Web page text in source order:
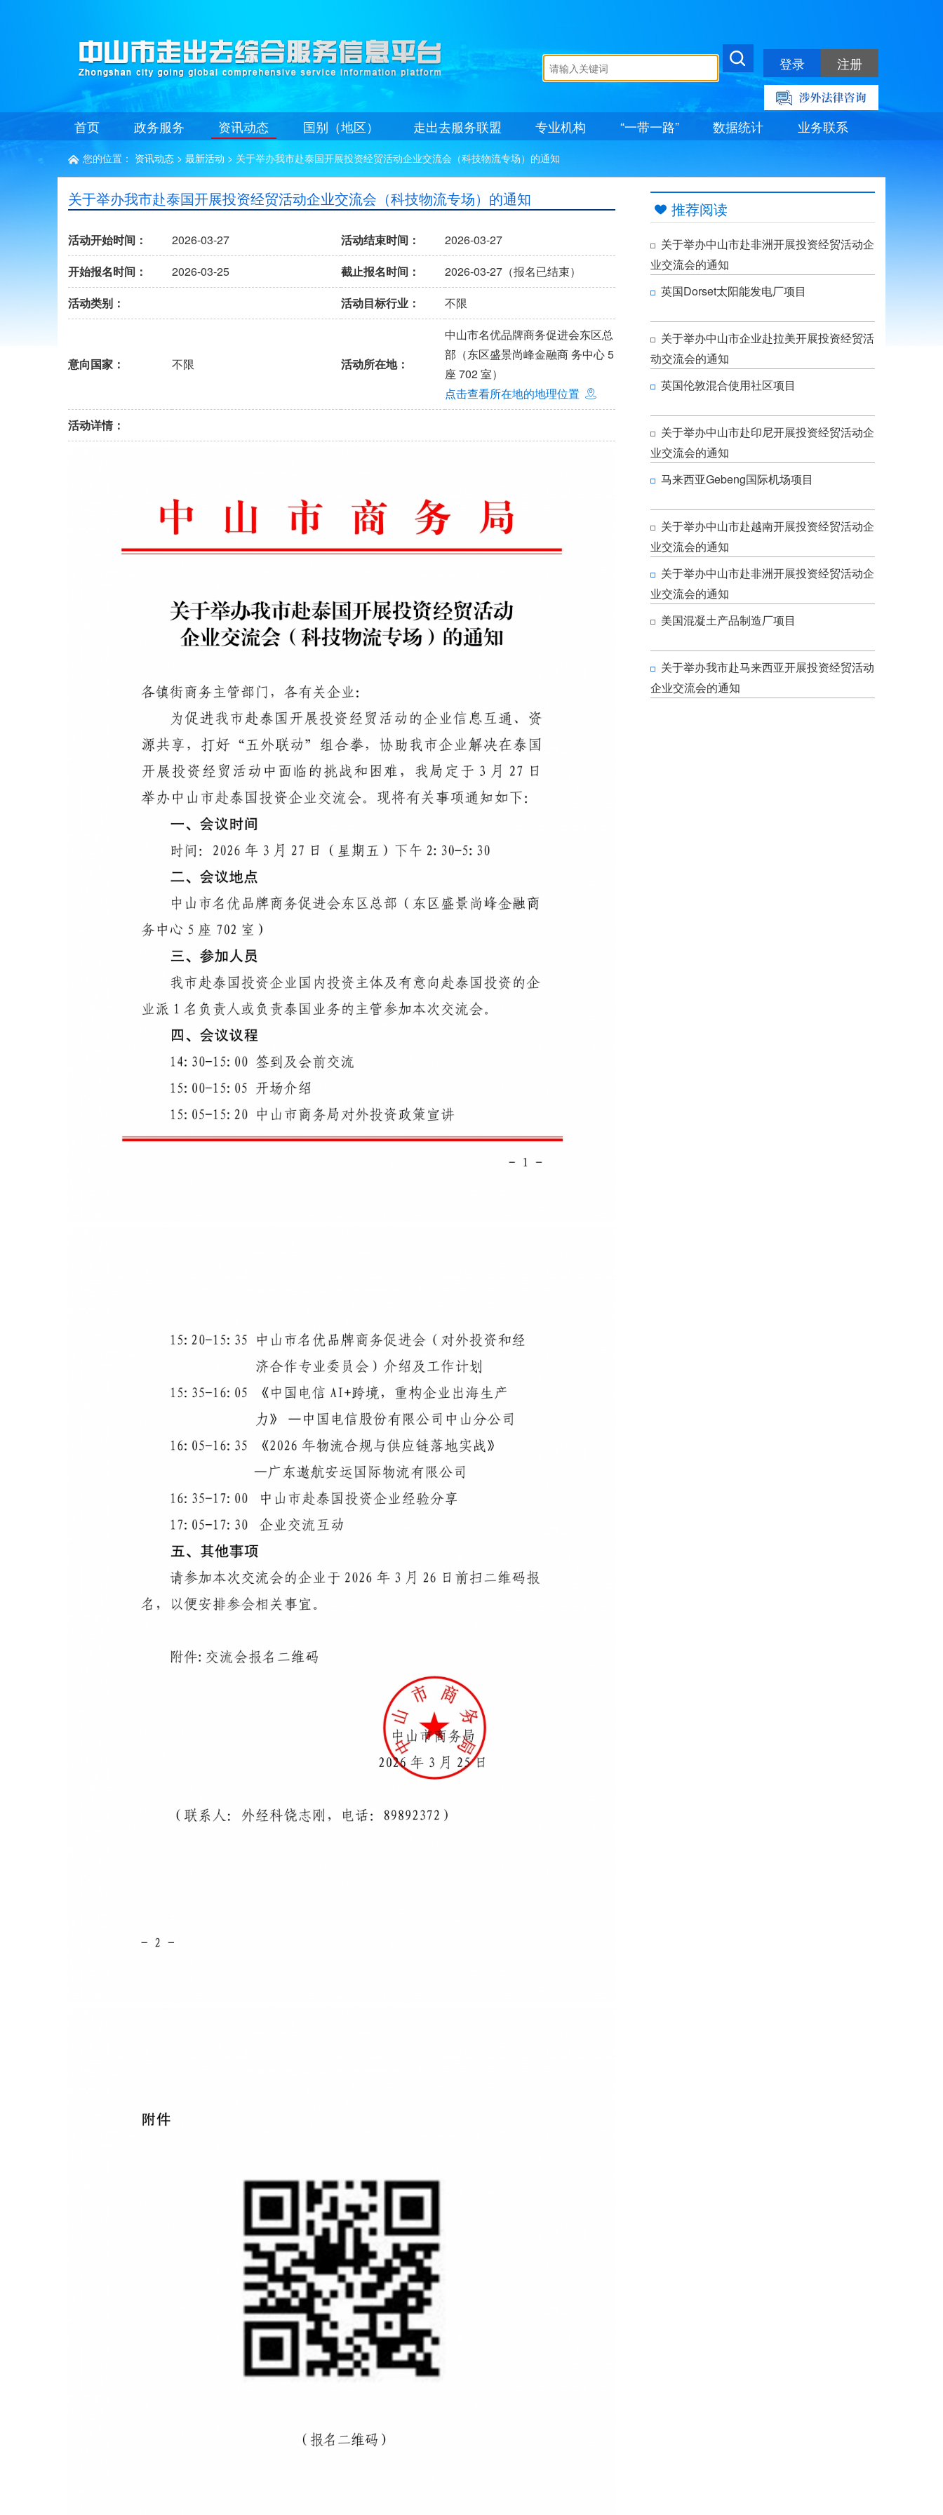
登录 注册
首页 政务服务 资讯动态 国别（地区） 走出去服务联盟 专业机构 “一带一路” 数据统计 业务联系
 您的位置： 资讯动态 > 最新活动 > 关于举办我市赴泰国开展投资经贸活动企业交流会（科技物流专场）的通知
关于举办我市赴泰国开展投资经贸活动企业交流会（科技物流专场）的通知
活动开始时间： 2026-03-27 活动结束时间：
2026-03-27
开始报名时间：
2026-03-25 截止报名时间：
2026-03-27（报名已结束）
活动类别：
活动目标行业： 不限
意向国家： 不限 活动所在地：
中山市名优品牌商务促进会东区总
部（东区盛景尚峰金融商 务中心 5
座 702 室）
点击查看所在地的地理位置 
活动详情：
 推荐阅读
关于举办中山市赴非洲开展投资经贸活动企
业交流会的通知
英国Dorset太阳能发电厂项目
关于举办中山市企业赴拉美开展投资经贸活
动交流会的通知
英国伦敦混合使用社区项目
关于举办中山市赴印尼开展投资经贸活动企
业交流会的通知
马来西亚Gebeng国际机场项目
关于举办中山市赴越南开展投资经贸活动企
业交流会的通知
关于举办中山市赴非洲开展投资经贸活动企
业交流会的通知
美国混凝土产品制造厂项目
关于举办我市赴马来西亚开展投资经贸活动
企业交流会的通知